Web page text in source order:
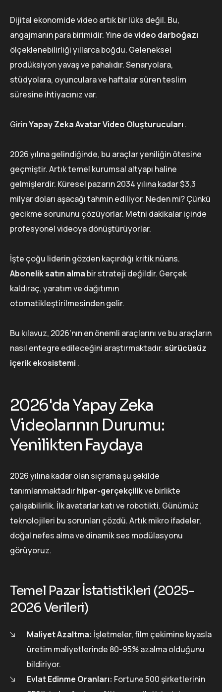
Dijital ekonomide video artık bir lüks değil. Bu,
angajmanın para birimidir. Yine devideo darboğazı
ölçeklenebilirliği yıllarca boğdu. Geleneksel
prodüksiyon yavaş ve pahalıdır. Senaryolara,
stüdyolara, oyunculara ve haftalar süren teslim
süresine ihtiyacınız var.
GirinYapay Zeka Avatar Video Oluşturucuları .
2026 yılına gelindiğinde, bu araçlar yeniliğin ötesine
geçmiştir. Artık temel kurumsal altyapı haline
gelmişlerdir. Küresel pazarın 2034 yılına kadar $3,3
milyar doları aşacağı tahmin ediliyor. Neden mi? Çünkü
gecikme sorununu çözüyorlar. Metni dakikalar içinde
profesyonel videoya dönüştürüyorlar.
İşte çoğu liderin gözden kaçırdığı kritik nüans.
Abonelik satın alma bir strateji değildir. Gerçek
kaldıraç, yaratım ve dağıtımın
otomatikleştirilmesinden gelir.
Bu kılavuz, 2026'nın en önemli araçlarını ve bu araçların
nasıl entegre edileceğini araştırmaktadır.sürücüsüz
içerik ekosistemi .
2026'da Yapay Zeka
Videolarının Durumu:
Yenilikten Faydaya
2026 yılına kadar olan sıçrama şu şekilde
tanımlanmaktadırhiper-gerçekçilikve birlikte
çalışabilirlik. İlk avatarlar katı ve robotikti. Günümüz
teknolojileri bu sorunları çözdü. Artık mikro ifadeler,
doğal nefes alma ve dinamik ses modülasyonu
görüyoruz.
Temel Pazar İstatistikleri (2025-
2026 Verileri)
Maliyet Azaltma: İşletmeler, film çekimine kıyasla
üretim maliyetlerinde 80-95% azalma olduğunu
bildiriyor.
Evlat Edinme Oranları: Fortune 500 şirketlerinin